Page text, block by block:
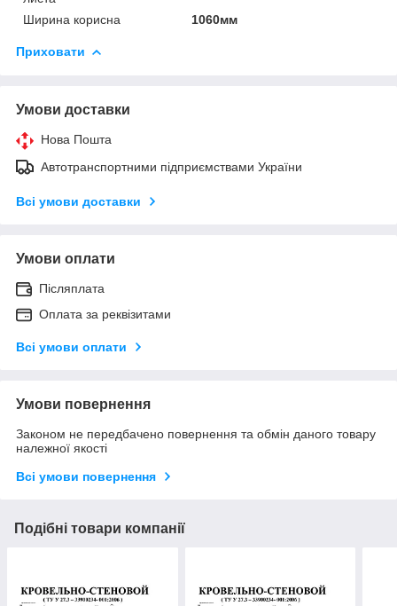
Ширина корисна 1060мм
Приховати
Умови доставки
Нова Пошта
Автотранспортними підприємствами України
Всі умови доставки
Умови оплати
Післяплата
Оплата за реквізитами
Всі умови оплати
Умови повернення
Законом не передбачено повернення та обмін даного товару
належної якості
Всі умови повернення
Подібні товари компанії